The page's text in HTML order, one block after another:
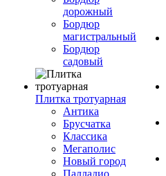
дорожный
Бордюр
магистральный
Бордюр
садовый
Плитка тротуарная
Антика
Брусчатка
Классика
Мегаполис
Новый город
Палладио